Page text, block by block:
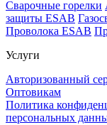
Cварочные горелки
защиты ESAB
Проволока ESAB
Услуги
Авторизованный
Оптовикам
Политика
персональных